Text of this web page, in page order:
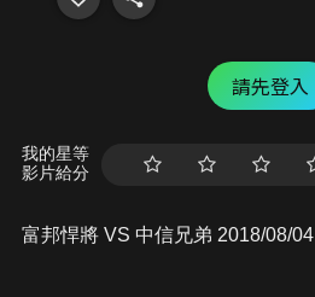
請先登入
我的星等
影片給分
富邦悍將 VS 中信兄弟 2018/08/04